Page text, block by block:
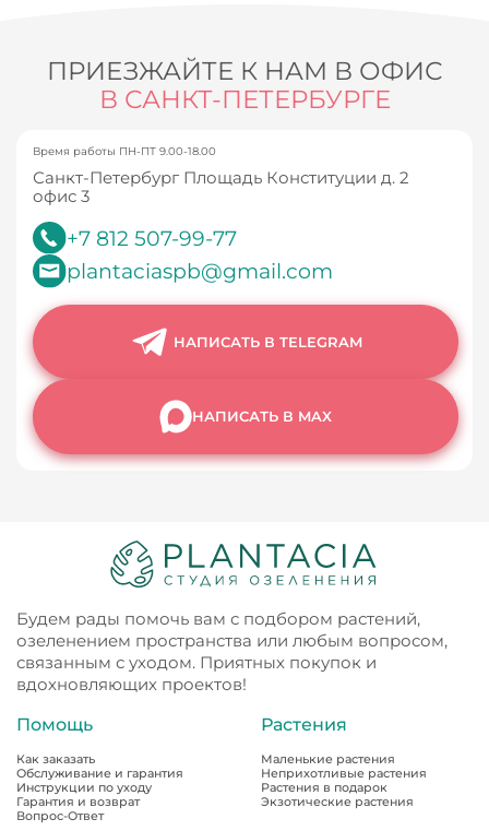
ПРИЕЗЖАЙТЕ К НАМ В ОФИС
В САНКТ-ПЕТЕРБУРГЕ
Время работы ПН-ПТ 9.00-18.00
Санкт-Петербург Площадь Конституции д. 2
офис 3
+7 812 507-99-77
plantaciaspb@gmail.com
НАПИСАТЬ В TELEGRAM
НАПИСАТЬ В MAX
Будем рады помочь вам с подбором растений,
озеленением пространства или любым вопросом,
связанным с уходом. Приятных покупок и
вдохновляющих проектов!
Помощь
Как заказать
Обслуживание и гарантия
Инструкции по уходу
Гарантия и возврат
Вопрос-Ответ
Растения
Маленькие растения
Неприхотливые растения
Растения в подарок
Экзотические растения